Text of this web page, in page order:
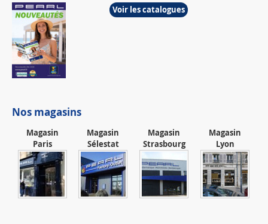
Voir les catalogues
Nos magasins
Magasin
Paris
Magasin
Sélestat
Magasin
Strasbourg
Magasin
Lyon